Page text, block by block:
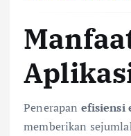
Penerapan efisiensi
memberikan